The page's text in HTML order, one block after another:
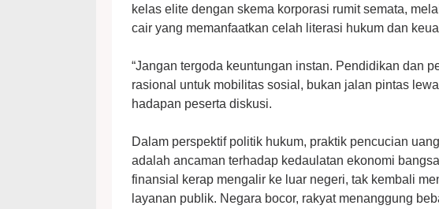
kelas elite dengan skema korporasi rumit semata,
cair yang memanfaatkan celah literasi hukum dan
“Jangan tergoda keuntungan instan. Pendidikan dan
rasional untuk mobilitas sosial, bukan jalan pintas
hadapan peserta diskusi.
Dalam perspektif politik hukum, praktik pencucian
adalah ancaman terhadap kedaulatan ekonomi
finansial kerap mengalir ke luar negeri, tak kembali
layanan publik. Negara bocor, rakyat menanggung